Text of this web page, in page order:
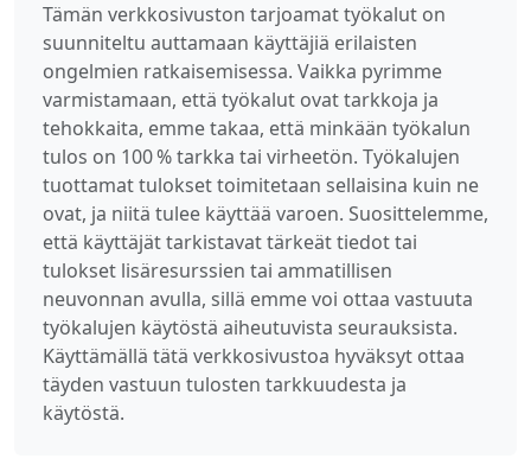
Tämän verkkosivuston tarjoamat työkalut on
suunniteltu auttamaan käyttäjiä erilaisten
ongelmien ratkaisemisessa. Vaikka pyrimme
varmistamaan, että työkalut ovat tarkkoja ja
tehokkaita, emme takaa, että minkään työkalun
tulos on 100 % tarkka tai virheetön. Työkalujen
tuottamat tulokset toimitetaan sellaisina kuin ne
ovat, ja niitä tulee käyttää varoen. Suosittelemme,
että käyttäjät tarkistavat tärkeät tiedot tai
tulokset lisäresurssien tai ammatillisen
neuvonnan avulla, sillä emme voi ottaa vastuuta
työkalujen käytöstä aiheutuvista seurauksista.
Käyttämällä tätä verkkosivustoa hyväksyt ottaa
täyden vastuun tulosten tarkkuudesta ja
käytöstä.